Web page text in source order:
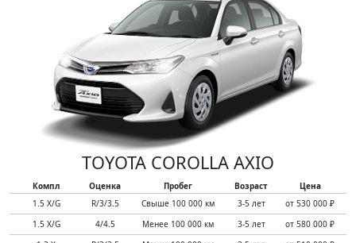
TOYOTA COROLLA AXIO
Компл Оценка Пробег Возраст
Цена
1.5 X/G
R/3/3.5 Свыше 100 000 км 3-5 лет
от 530 000 ₽
1.5 X/G
4/4.5 Менее 100 000 км 3-5 лет
от 580 000 ₽